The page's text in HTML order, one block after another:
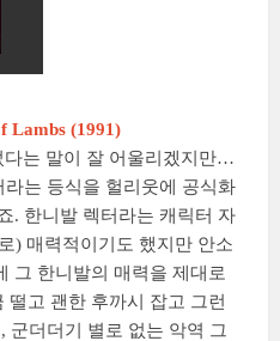
Lambs (1991)
다는 말이 잘 어울리겠지만…
는 등식을 헐리웃에 공식화
. 한니발 렉터라는 캐릭터 자
) 매력적이기도 했지만 안소
그 한니발의 매력을 제대로
고 괜한 후까시 잡고 그런
군더더기 별로 없는 악역 그